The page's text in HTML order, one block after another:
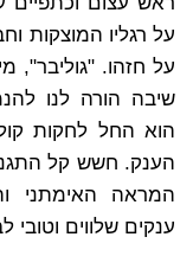
על רגליו המוצקות
על חזהו. "גוליבר",
שיבה הורה לנו
הוא החל לחקות
הענק. חשש קל
המראה האימתני
ענקים שלווים וטובי